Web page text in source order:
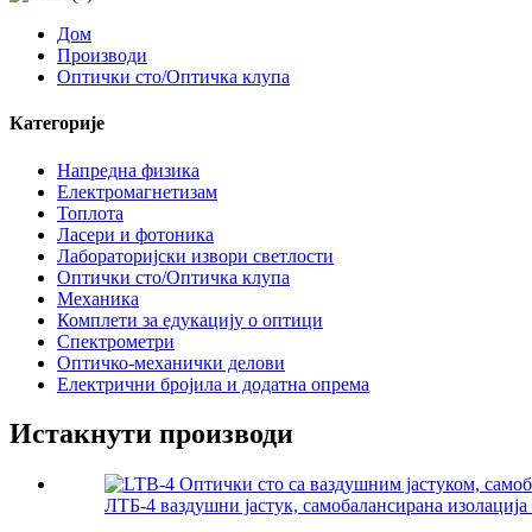
Дом
Производи
Оптички сто/Оптичка клупа
Категорије
Напредна физика
Електромагнетизам
Топлота
Ласери и фотоника
Лабораторијски извори светлости
Оптички сто/Оптичка клупа
Механика
Комплети за едукацију о оптици
Спектрометри
Оптичко-механички делови
Електрични бројила и додатна опрема
Истакнути производи
ЛТБ-4 ваздушни јастук, самобалансирана изолација